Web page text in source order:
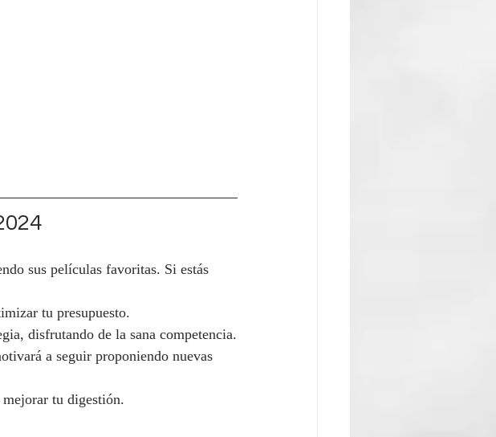
sus películas favoritas. Si estás
tu presupuesto.
disfrutando de la sana competencia.
a seguir proponiendo nuevas
tu digestión.